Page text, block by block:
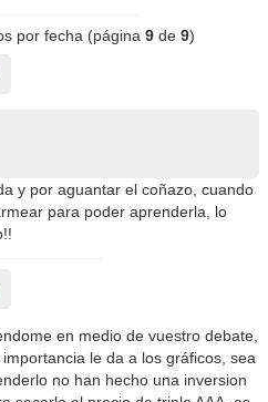
por fecha (página 9de 9)
y por aguantar el coñazo, cuando
para poder aprenderla, lo
en medio de vuestro debate,
le da a los gráficos, sea
no han hecho una inversion